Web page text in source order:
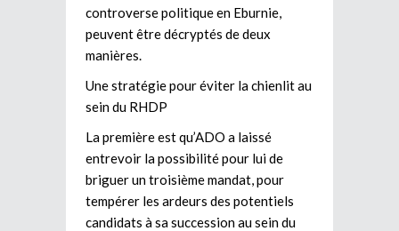
controverse politique en Eburnie,
peuvent être décryptés de deux
manières.
Une stratégie pour éviter la chienlit au
sein du RHDP
La première est qu’ADO a laissé
entrevoir la possibilité pour lui de
briguer un troisième mandat, pour
tempérer les ardeurs des potentiels
candidats à sa succession au sein du